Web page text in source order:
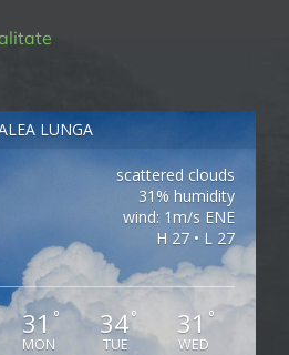
LUNGA
scattered clouds
31% humidity
wind: 1m/s ENE
H 27 • L 27
31°
MON
34°
TUE
31 °
WED